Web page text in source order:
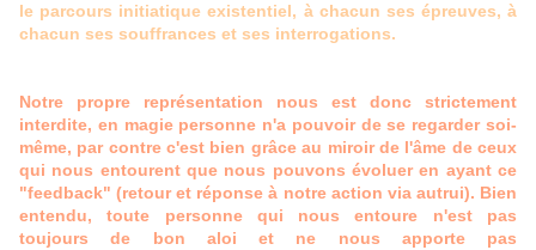
le parcours initiatique existentiel, à chacun ses épreuves, à
chacun ses souffrances et ses interrogations.
Notre propre représentation nous est donc strictement
interdite, en magie personne n'a pouvoir de se regarder soi-
même, par contre c'est bien grâce au miroir de l'âme de ceux
qui nous entourent que nous pouvons évoluer en ayant ce
"feedback" (retour et réponse à notre action via autrui). Bien
entendu, toute personne qui nous entoure n'est pas
toujours de bon aloi et ne nous apporte pas